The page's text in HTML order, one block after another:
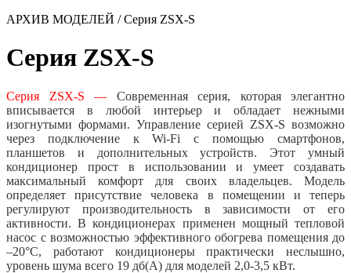
АРХИВ МОДЕЛЕЙ / Серия ZSX-S
Серия ZSX-S
Серия ZSX-S — Современная серия, которая элегантно
вписывается в любой интерьер и обладает нежными
изогнутыми формами. Управление серией ZSX-S возможно
через подключение к Wi-Fi с помощью смартфонов,
планшетов и дополнительных устройств. Этот умный
кондиционер прост в использовании и умеет создавать
максимальный комфорт для своих владельцев. Модель
определяет присутствие человека в помещении и теперь
регулируют производительность в зависимости от его
активности.В кондиционерах применен мощный тепловой
насос с возможностью эффективного обогрева помещения до
–20°C, работают кондиционеры практически неслышно,
уровень шума всего 19 дб(А) для моделей 2,0-3,5 кВт.